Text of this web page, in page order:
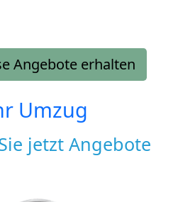
Angebote erhalten
Umzug
jetzt Angebote